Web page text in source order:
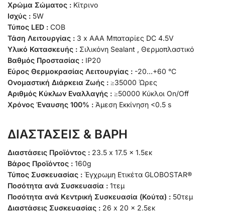
Χρώμα Σώματος : Κίτρινο
Ισχύς : 5W
Τύπος LED : COB
Τάση Λειτουργίας : 3 x ΑΑA Μπαταρίες DC 4.5V
Υλικό Κατασκευής : Σιλικόνη Sealant , Θερμοπλαστικό
Βαθμός Προστασίας : IP20
Εύρος Θερμοκρασίας Λειτουργίας : -20…+60 °C
Ονομαστική Διάρκεια Ζωής : ≥35000 Ώρες
Αριθμός Κύκλων Εναλλαγής : ≥50000 Κύκλοι On/Off
Χρόνος Έναυσης 100% : Άμεση Εκκίνηση <0.5 s
ΔΙΑΣΤΑΣΕΙΣ & ΒΑΡΗ
Διαστάσεις Προϊόντος : 23.5 x 17.5 x 1.5εκ
Βάρος Προϊόντος : 160g
Τύπος Συσκευασίας : Έγχρωμη Ετικέτα GLOBOSTAR®
Ποσότητα ανά Συσκευασία : 1τεμ
Ποσότητα ανά Κεντρική Συσκευασία (Κούτα) : 50τεμ
Διαστάσεις Συσκευασίας : 26 x 20 x 2.5εκ